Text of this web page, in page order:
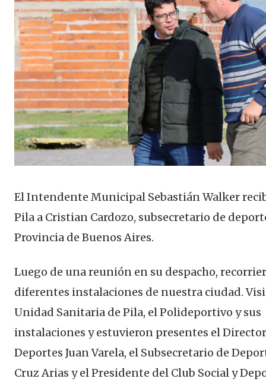
El Intendente Municipal Sebastián Walker
Pila a Cristian Cardozo, subsecretario de
Provincia de Buenos Aires.
Luego de una reunión en su despacho,
diferentes instalaciones de nuestra ciudad.
Unidad Sanitaria de Pila, el Polideportivo y sus
instalaciones y estuvieron presentes el
Deportes Juan Varela, el Subsecretario de
Cruz Arias y el Presidente del Club Social y